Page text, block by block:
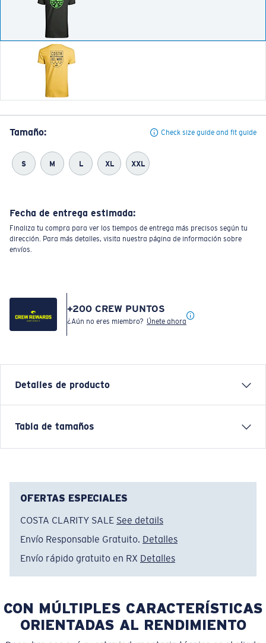
Tamaño: Check size guide and fit guide
S M L XL XXL
Fecha de entrega estimada:
Finaliza tu compra para ver los tiempos de entrega más precisos según tu
dirección. Para más detalles, visita nuestra página de información sobre
envíos.
+200 CREW PUNTOS
¿Aún no eres miembro? Únete ahora
Detalles de producto
Species Shield
• Corte masculino
• Cuello y hombros sellados
• Color sólido: 100% algodón. 6oz.
• Color jaspeado: 50% poliéster, 50% algodón. 6oz
• Lavar a máquina en frío, del revés, con colores
Nombre del modelo:Species Shield SS
Tabla de tamaños
OFERTAS ESPECIALES
COSTA CLARITY SALE See details
Envío Responsable Gratuito. Detalles
Envío rápido gratuito en RX Detalles
CON MÚLTIPLES CARACTERÍSTICAS
ORIENTADAS AL RENDIMIENTO